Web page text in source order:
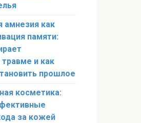
амнезия как
памяти:
и как
прошлое
косметика:
за кожей